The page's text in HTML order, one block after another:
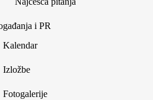
i PR
Kalendar
Izložbe
Fotogalerije